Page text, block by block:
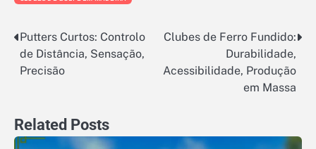
Post
navigation
Putters Curtos: Controlo
de Distância, Sensação,
Precisão
Clubes de Ferro Fundido:
Durabilidade,
Acessibilidade, Produção
em Massa
Related Posts